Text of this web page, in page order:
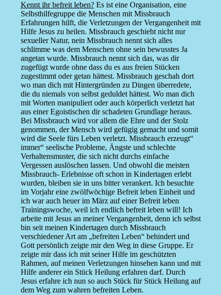
Kennt ihr befreit leben?Es ist eine Organisation, eine
Selbsthilfegruppe die Menschen mit Missbrauch
Erfahrungen hilft, die Verletzungen der Vergangenheit mit
Hilfe Jesus zu heilen. Missbrauch geschieht nicht nur
sexueller Natur, nein Missbrauch nennt sich alles
schlimme was dem Menschen ohne sein bewusstes Ja
angetan wurde. Missbrauch nennt sich das, was dir
zugefügt wurde ohne dass du es aus freien Stücken
zugestimmt oder getan hättest. Missbrauch geschah dort
wo man dich mit Hintergründen zu Dingen überredete,
die du niemals von selbst geduldet hättest. Wo man dich
mit Worten manipuliert oder auch körperlich verletzt hat
aus einer Egoistischen dir schadeten Grundlage heraus.
Bei Missbrauch wird vor allem die Ehre und der Stolz
genommen, der Mensch wird gefügig gemacht und somit
wird die Seele fürs Leben verletzt. Missbrauch erzeugt“
immer“ seelische Probleme, Ängste und schlechte
Verhaltensmuster, die sich nicht durchs einfache
Vergessen auslöschen lassen. Und obwohl die meisten
Missbrauch- Erlebnisse oft schon in Kindertagen erlebt
wurden, bleiben sie in uns bitter verankert. Ich besuchte
im Vorjahr eine zwölfwöchige Befreit leben Einheit und
ich war auch heuer im März auf einer Befreit leben
Trainingswoche, weil ich endlich befreit leben will! Ich
arbeite mit Jesus an meiner Vergangenheit, denn ich selbst
bin seit meinen Kindertagen durch Missbrauch
verschiedener Art am „befreiten Leben“ behindert und
Gott persönlich zeigte mir den Weg in diese Gruppe. Er
zeigte mir dass ich mit seiner Hilfe im geschützten
Rahmen, auf meinen Verletzungen hinsehen kann und mit
Hilfe anderer ein Stück Heilung erfahren darf. Durch
Jesus erfahre ich nun so auch Stück für Stück Heilung auf
dem Weg zum wahren befreiten Leben.